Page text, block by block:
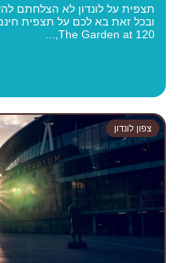
ובכל זאת בא לכם על תצפית
The Garden at 120,...
צפון לונדון